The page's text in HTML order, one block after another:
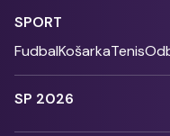
SPORT
FudbalKošarkaTenis
SP 2026